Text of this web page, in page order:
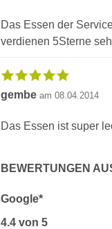
Das Essen der
verdienen 5Sterne
gembe am 08.04.2014
Das Essen ist super
BEWERTUNGEN
Google*
4.4 von 5